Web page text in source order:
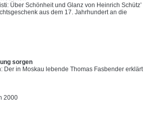
Über Schönheit und Glanz von Heinrich Schütz’
aus dem 17. Jahrhundert an die
sorgen
Der in Moskau lebende Thomas Fasbender erklärt
2000